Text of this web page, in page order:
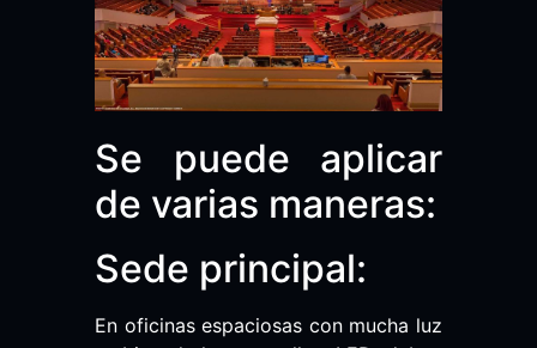
Se puede aplicar
de varias maneras:
Sede principal:
En oficinas espaciosas con mucha luz